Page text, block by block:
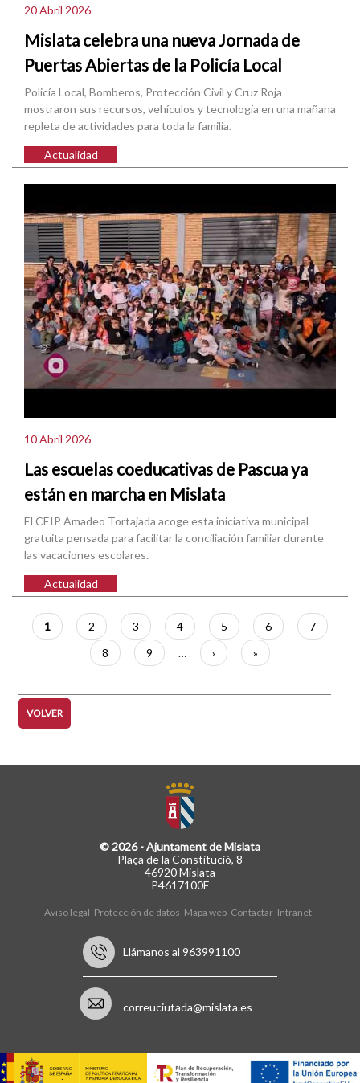
20 Abril 2026
Mislata celebra una nueva Jornada de
Puertas Abiertas de la Policía Local
Policía Local, Bomberos, Protección Civil y Cruz Roja
mostraron sus recursos, vehículos y tecnología en una mañana
repleta de actividades para toda la familia.
Actualidad
10 Abril 2026
Las escuelas coeducativas de Pascua ya
están en marcha en Mislata
El CEIP Amadeo Tortajada acoge esta iniciativa municipal
gratuita pensada para facilitar la conciliación familiar durante
las vacaciones escolares.
Actualidad
Paginación
Página
actual
1 Página
2 Página
3 Página
4 Página
5 Página
6 Página
7
Página
8 Página
9 …
Siguiente
página
›
Última
página
»
VOLVER
© 2026 - Ajuntament de Mislata
Plaça de la Constitució, 8
46920 Mislata
P4617100E
Aviso legal Protección de datos Mapa web Contactar Intranet
Llámanos al 963991100
correuciutada@mislata.es